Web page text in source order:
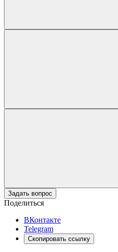
Задать вопрос
Поделиться
ВКонтакте
Telegram
Скопировать ссылку